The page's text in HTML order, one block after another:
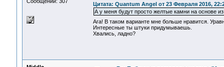
Цитата: Quantum Angel от 23 Февраля 2016,
А у меня будут просто желтые камни на основе
Ага! В таком варианте мне больше нравится.
Интересные ты штуки придумываешь.
Хвались, ладно?